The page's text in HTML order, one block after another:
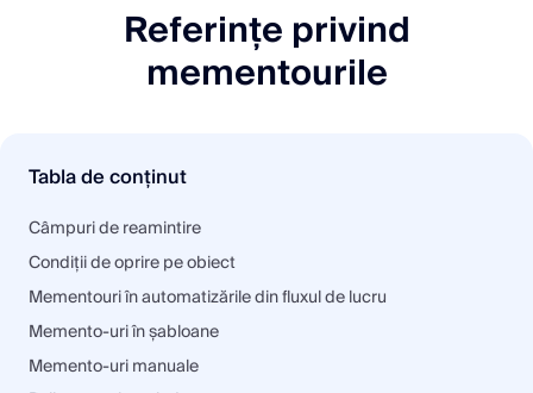
Referințe privind
mementourile
Tabla de conținut
Câmpuri de reamintire
Condiții de oprire pe obiect
Mementouri în automatizările din fluxul de lucru
Memento-uri în șabloane
Memento-uri manuale